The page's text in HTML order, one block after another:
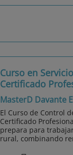
Curso en
Certificado
MasterD Davante
El Curso de Control
Certificado
prepara para
rural, combinando